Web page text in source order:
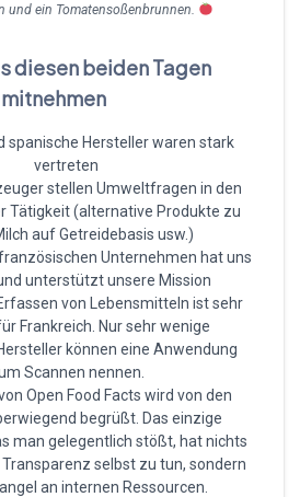
und ein Tomatensoßenbrunnen.
diesen beiden Tagen
mitnehmen
spanische Hersteller waren stark
vertreten
stellen Umweltfragen in den
Tätigkeit (alternative Produkte zu
auf Getreidebasis usw.)
Unternehmen hat uns
unterstützt unsere Mission
von Lebensmitteln ist sehr
Frankreich. Nur sehr wenige
können eine Anwendung
Scannen nennen.
Open Food Facts wird von den
begrüßt. Das einzige
man gelegentlich stößt, hat nichts
selbst zu tun, sondern
an internen Ressourcen.